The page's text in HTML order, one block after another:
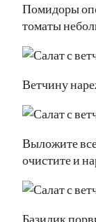
Помидоры
томаты
Ветчину
Выложите
очистите и
Базилик